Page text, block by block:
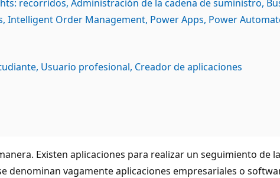
recorridos Administración de la cadena de suministro
Intelligent Order Management Power Apps Power
Usuario profesional Creador de aplicaciones
Existen aplicaciones para realizar un seguimiento de
denominan vagamente aplicaciones empresariales o